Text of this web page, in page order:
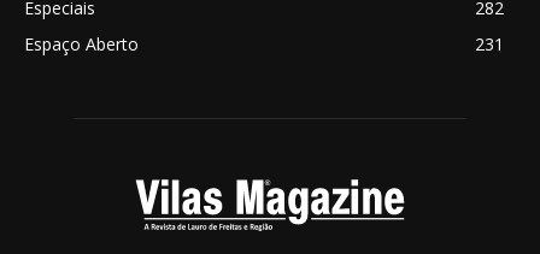
Especiais
282
Espaço Aberto
231